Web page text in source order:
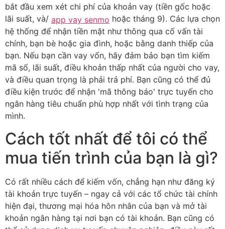
bắt đầu xem xét chi phí của khoản vay (tiền gốc hoặc
lãi suất, và/ app vay senmo hoặc tháng 9). Các lựa chọn
hệ thống để nhận tiền mặt như thông qua cố vấn tài
chính, bạn bè hoặc gia đình, hoặc bằng danh thiếp của
bạn. Nếu bạn cần vay vốn, hãy đảm bảo bạn tìm kiếm
mã số, lãi suất, điều khoản thấp nhất của người cho vay,
và điều quan trọng là phải trả phí. Bạn cũng có thể đủ
điều kiện trước để nhận 'mã thông báo' trực tuyến cho
ngân hàng tiêu chuẩn phù hợp nhất với tình trạng của
mình.
Cách tốt nhất để tôi có thể
mua tiến trình của bạn là gì?
Có rất nhiều cách để kiếm vốn, chẳng hạn như đăng ký
tài khoản trực tuyến – ngay cả với các tổ chức tài chính
hiện đại, thương mại hóa hôn nhân của bạn và mở tài
khoản ngân hàng tại nơi bạn có tài khoản. Bạn cũng có